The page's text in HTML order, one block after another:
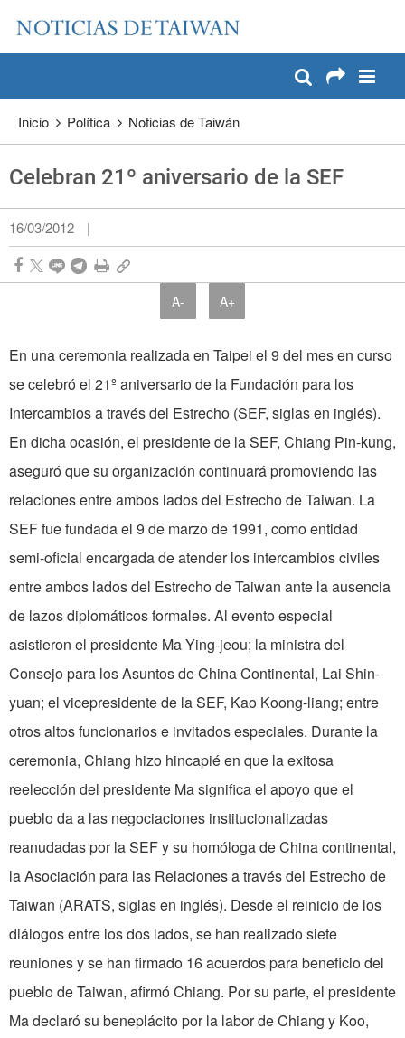
Pase a contenido principal
Inicio Política Noticias de Taiwán
Celebran 21º aniversario de la SEF
16/03/2012 |
A- A+
En una ceremonia realizada en Taipei el 9 del mes en curso
se celebró el 21º aniversario de la Fundación para los
Intercambios a través del Estrecho (SEF, siglas en inglés).
En dicha ocasión, el presidente de la SEF, Chiang Pin-kung,
aseguró que su organización continuará promoviendo las
relaciones entre ambos lados del Estrecho de Taiwan. La
SEF fue fundada el 9 de marzo de 1991, como entidad
semi-oficial encargada de atender los intercambios civiles
entre ambos lados del Estrecho de Taiwan ante la ausencia
de lazos diplomáticos formales. Al evento especial
asistieron el presidente Ma Ying-jeou; la ministra del
Consejo para los Asuntos de China Continental, Lai Shin-
yuan; el vicepresidente de la SEF, Kao Koong-liang; entre
otros altos funcionarios e invitados especiales. Durante la
ceremonia, Chiang hizo hincapié en que la exitosa
reelección del presidente Ma significa el apoyo que el
pueblo da a las negociaciones institucionalizadas
reanudadas por la SEF y su homóloga de China continental,
la Asociación para las Relaciones a través del Estrecho de
Taiwan (ARATS, siglas en inglés). Desde el reinicio de los
diálogos entre los dos lados, se han realizado siete
reuniones y se han firmado 16 acuerdos para beneficio del
pueblo de Taiwan, afirmó Chiang. Por su parte, el presidente
Ma declaró su beneplácito por la labor de Chiang y Koo,